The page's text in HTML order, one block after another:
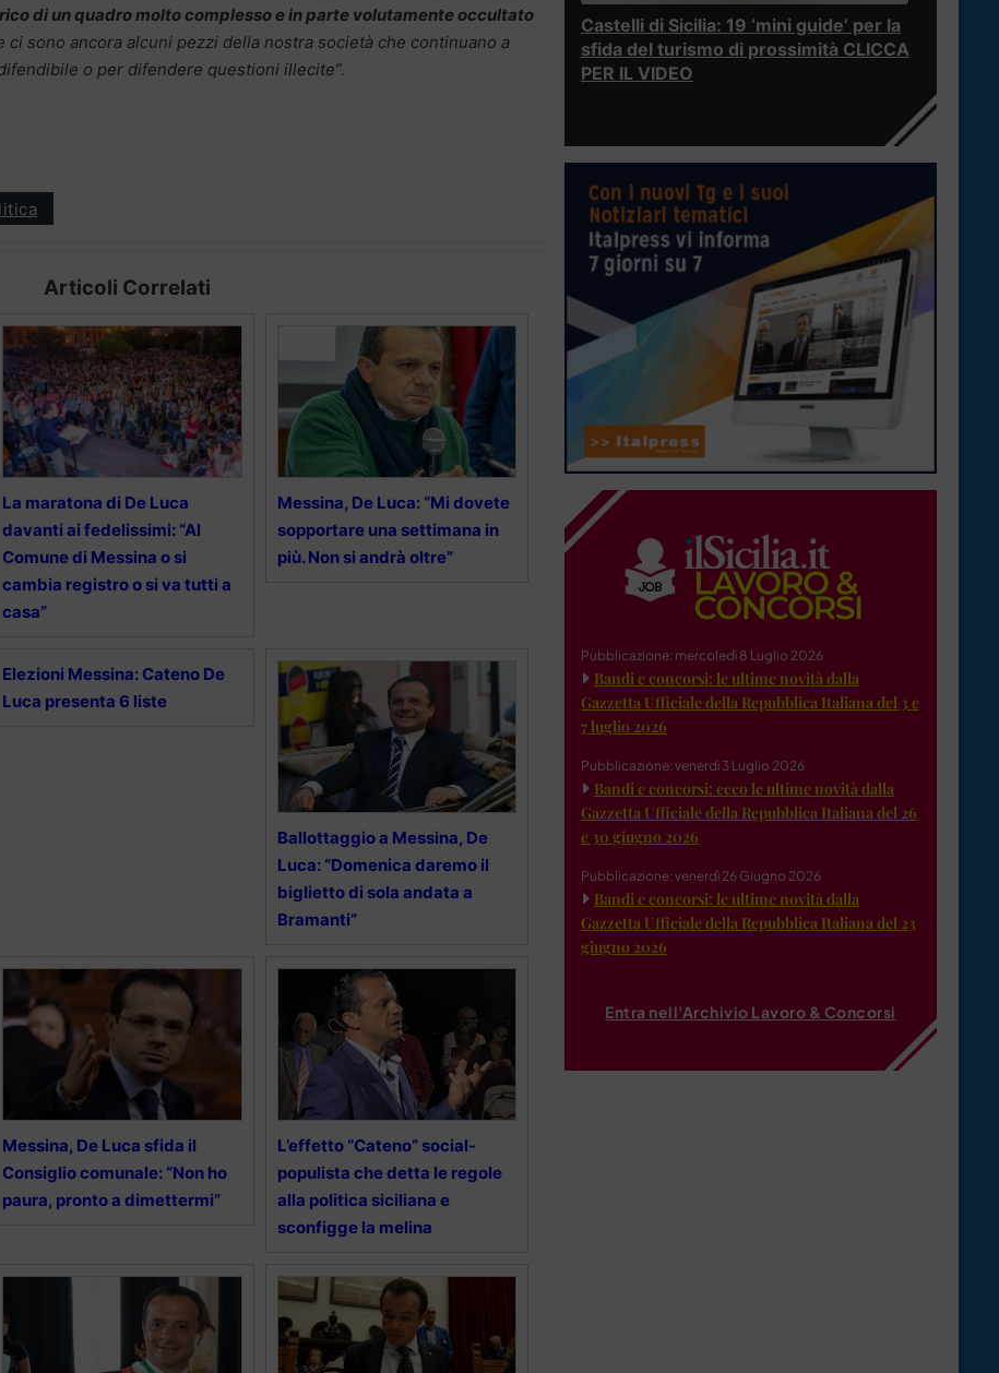
di un quadro molto complesso e in parte volutamente occultato
ci sono ancora alcuni pezzi della nostra società che continuano a
o per difendere questioni illecite”.
Articoli Correlati
La maratona di De Luca
davanti ai fedelissimi: “Al
Comune di Messina o si
cambia registro o si va tutti a
casa”
Messina, De Luca: “Mi dovete
sopportare una settimana in
più. Non si andrà oltre”
Elezioni Messina: Cateno De
Luca presenta 6 liste
Ballottaggio a Messina, De
Luca: “Domenica daremo il
biglietto di sola andata a
Bramanti”
Messina, De Luca sfida il
Consiglio comunale: “Non ho
paura, pronto a dimettermi”
L’effetto “Cateno” social-
populista che detta le regole
alla politica siciliana e
sconfigge la melina
Castelli di Sicilia: 19 ‘mini guide’ per la
sfida del turismo di prossimità CLICCA
PER IL VIDEO
Pubblicazione: mercoledì 8 Luglio 2026
Bandi e concorsi: le ultime novità dalla
Gazzetta Ufficiale della Repubblica Italiana del 3 e
7 luglio 2026
Pubblicazione: venerdì 3 Luglio 2026
Bandi e concorsi: ecco le ultime novità dalla
Gazzetta Ufficiale della Repubblica Italiana del 26
e 30 giugno 2026
Pubblicazione: venerdì 26 Giugno 2026
Bandi e concorsi: le ultime novità dalla
Gazzetta Ufficiale della Repubblica Italiana del 23
giugno 2026
Entra nell'Archivio Lavoro & Concorsi